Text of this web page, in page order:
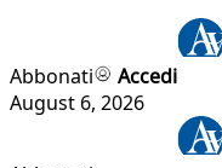
Abbonati
Accedi
August 6, 2026